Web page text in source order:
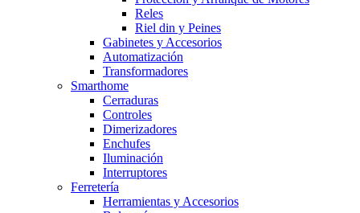
Reles
Riel din y Peines
Gabinetes y Accesorios
Automatización
Transformadores
Smarthome
Cerraduras
Controles
Dimerizadores
Enchufes
Iluminación
Interruptores
Ferretería
Herramientas y Accesorios